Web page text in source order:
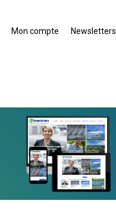
Mon compte Newsletters